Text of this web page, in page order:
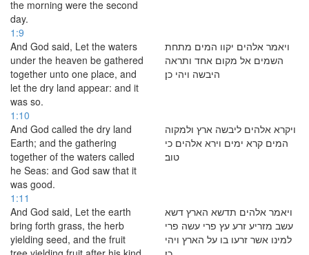
the morning were the second
day.
1:9
And God said, Let the waters
under the heaven be gathered
together unto one place, and
let the dry land appear: and it
was so.
ויאמר אלהים יקוו המים מתחת
השמים אל מקום אחד ותראה
היבשה ויהי כן׃
1:10
And God called the dry land
Earth; and the gathering
together of the waters called
he Seas: and God saw that it
was good.
ויקרא אלהים ליבשה ארץ ולמקוה
המים קרא ימים וירא אלהים כי
טוב׃
1:11
And God said, Let the earth
bring forth grass, the herb
yielding seed, and the fruit
ויאמר אלהים תדשא הארץ דשא
עשב מזריע זרע עץ פרי עשה פרי
למינו אשר זרעו בו על הארץ ויהי